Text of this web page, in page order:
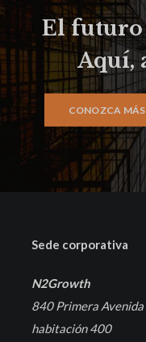
El futuro
Aquí,
CONOZCA MÁS
Sede corporativa
N2Growth
840 Primera Avenida
habitación 400